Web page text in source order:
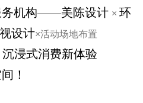
务机构——美陈设计 × 环
设计×活动场地布置
浸式消费新体验
！